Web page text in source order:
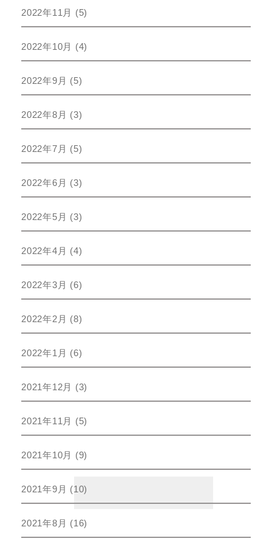
2022年11月 (5)
2022年10月 (4)
2022年9月 (5)
2022年8月 (3)
2022年7月 (5)
2022年6月 (3)
2022年5月 (3)
2022年4月 (4)
2022年3月 (6)
2022年2月 (8)
2022年1月 (6)
2021年12月 (3)
2021年11月 (5)
2021年10月 (9)
2021年9月 (10)
2021年8月 (16)